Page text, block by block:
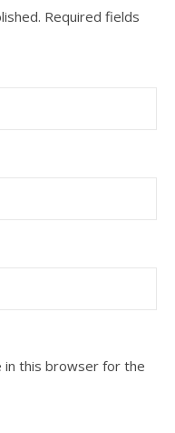
Required fields
in this browser for the